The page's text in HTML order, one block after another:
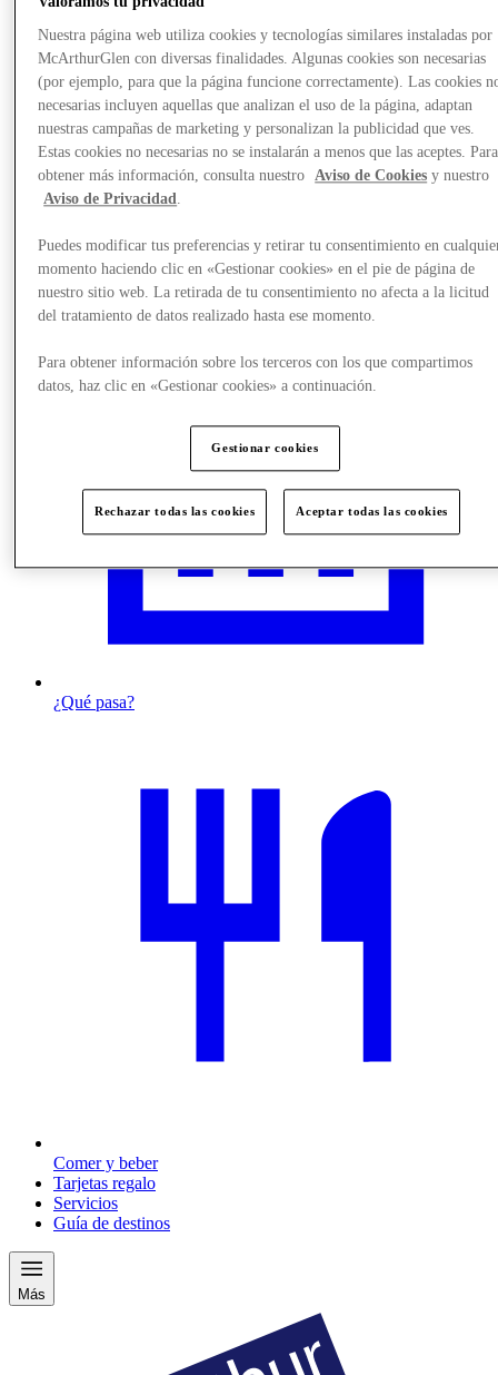
Planifica tu visita
¿Qué pasa?
Comer y beber
Tarjetas regalo
Servicios
Guía de destinos
Más
Nuestra página web utiliza cookies y tecnologías similares instaladas por
McArthurGlen con diversas finalidades. Algunas cookies son necesarias
(por ejemplo, para que la página funcione correctamente). Las cookies
necesarias incluyen aquellas que analizan el uso de la página, adaptan
nuestras campañas de marketing y personalizan la publicidad que ves.
Estas cookies no necesarias no se instalarán a menos que las aceptes. Para
obtener más información, consulta nuestro
Aviso de Cookies y nuestro
Aviso de Privacidad.
Puedes modificar tus preferencias y retirar tu consentimiento en
momento haciendo clic en «Gestionar cookies» en el pie de página de
nuestro sitio web. La retirada de tu consentimiento no afecta a la licitud
del tratamiento de datos realizado hasta ese momento.
Para obtener información sobre los terceros con los que compartimos
datos, haz clic en «Gestionar cookies» a continuación.
Gestionar cookies
Rechazar todas las cookies Aceptar todas las cookies